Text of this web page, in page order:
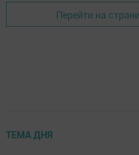
Перейти на
ТЕМА ДНЯ